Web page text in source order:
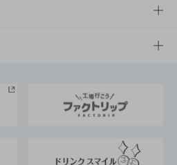
大阪
ステナビリティ経営